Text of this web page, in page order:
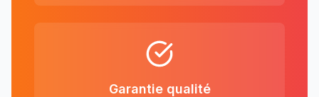
Garantie qualité